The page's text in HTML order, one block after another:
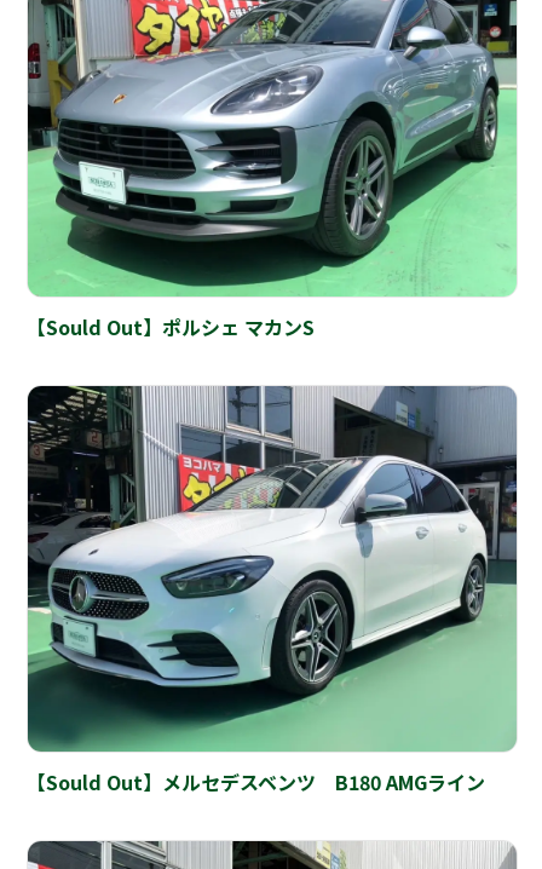
【Sould Out】ポルシェ マカンS
【Sould Out】メルセデスベンツ B180 AMGライン